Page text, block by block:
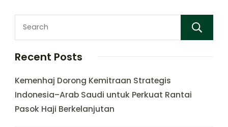
Recent Posts
Kemenhaj Dorong Kemitraan Strategis
Indonesia–Arab Saudi untuk Perkuat Rantai
Pasok Haji Berkelanjutan